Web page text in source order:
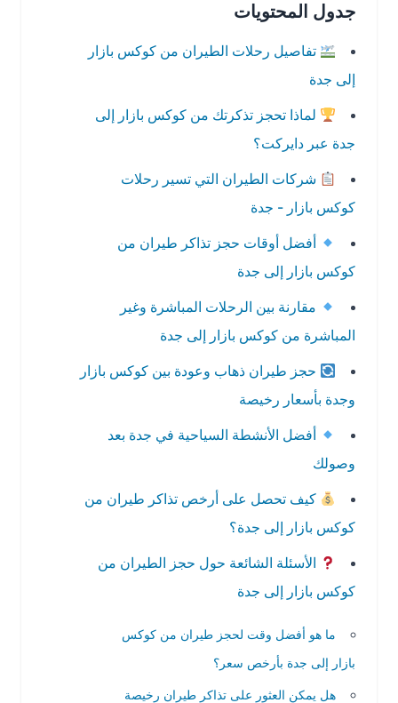
جدول المحتويات
تفاصيل رحلات الطيران من كوكس بازار
إلى جدة
لماذا تحجز تذكرتك من كوكس بازار إلى
جدة عبر دايركت؟
شركات الطيران التي تسير رحلات
كوكس بازار - جدة
أفضل أوقات حجز تذاكر طيران من
كوكس بازار إلى جدة
مقارنة بين الرحلات المباشرة وغير
المباشرة من كوكس بازار إلى جدة
حجز طيران ذهاب وعودة بين كوكس بازار
وجدة بأسعار رخيصة
أفضل الأنشطة السياحية في جدة بعد
وصولك
كيف تحصل على أرخص تذاكر طيران من
كوكس بازار إلى جدة؟
الأسئلة الشائعة حول حجز الطيران من
كوكس بازار إلى جدة
ما هو أفضل وقت لحجز طيران من كوكس
بازار إلى جدة بأرخص سعر؟
هل يمكن العثور على تذاكر طيران رخيصة